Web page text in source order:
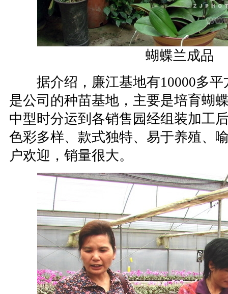
蝴蝶兰成品
据介绍，廉江基地有10000多平
是公司的种苗基地，主要是培育蝴
中型时分运到各销售园经组装加工
色彩多样、款式独特、易于养殖、
户欢迎，销量很大。